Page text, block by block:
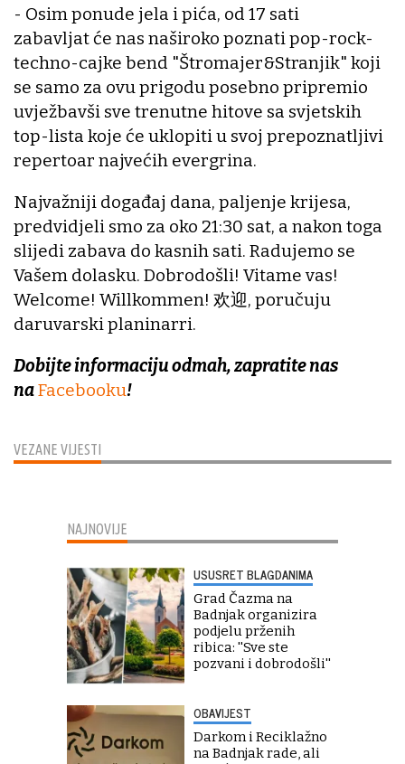
VEZANE VIJESTI
- Osim ponude jela i pića, od 17 sati
zabavljat će nas naširoko poznati pop-rock-
techno-cajke bend "Štromajer&Stranjik" koji
se samo za ovu prigodu posebno pripremio
uvježbavši sve trenutne hitove sa svjetskih
top-lista koje će uklopiti u svoj prepoznatljivi
repertoar najvećih evergrina.
Najvažniji događaj dana, paljenje krijesa,
predvidjeli smo za oko 21:30 sat, a nakon toga
slijedi zabava do kasnih sati. Radujemo se
Vašem dolasku. Dobrodošli! Vitame vas!
Welcome! Willkommen! 欢迎, poručuju
daruvarski planinarri.
Dobijte informaciju odmah, zapratite nas
naFacebooku!
NAJNOVIJE
USUSRET BLAGDANIMA
Grad Čazma na
Badnjak organizira
podjelu prženih
ribica: ''Sve ste
pozvani i dobrodošli''
OBAVIJEST
Darkom i Reciklažno
na Badnjak rade, ali